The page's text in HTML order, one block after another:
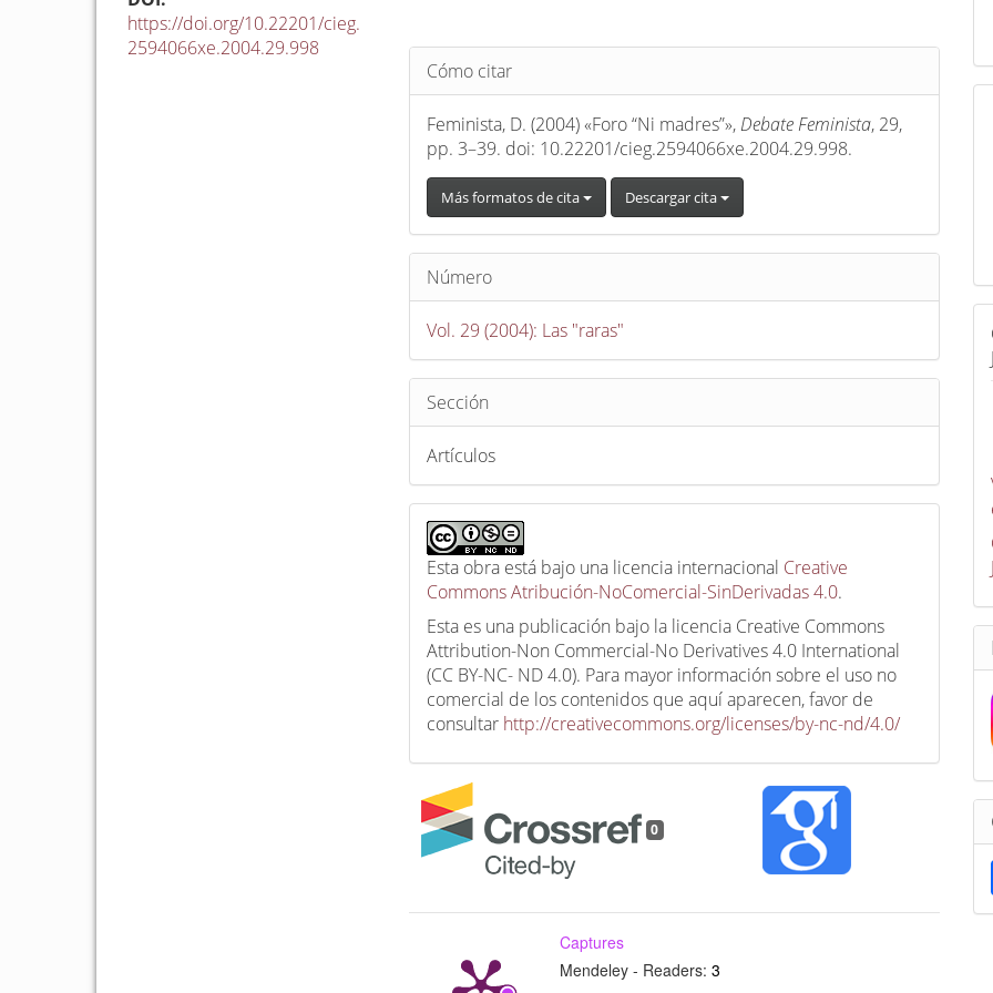
https://doi.org/10.22201/cieg.
2594066xe.2004.29.998
Detalles
del
artículo
Cómo citar
Feminista, D. (2004) «Foro “Ni madres”», Debate Feminista, 29,
pp. 3–39. doi: 10.22201/cieg.2594066xe.2004.29.998.
Más formatos de cita Descargar cita
Número
Vol. 29 (2004): Las "raras"
Sección
Artículos
Esta obra está bajo una licencia internacional Creative
Commons Atribución-NoComercial-SinDerivadas 4.0.
Esta es una publicación bajo la licencia Creative Commons
Attribution-Non Commercial-No Derivatives 4.0 International
(CC BY-NC- ND 4.0). Para mayor información sobre el uso no
comercial de los contenidos que aquí aparecen, favor de
consultar http://creativecommons.org/licenses/by-nc-nd/4.0/
0
Captures
Mendeley - Readers:3
t
i